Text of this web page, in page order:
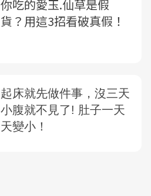
你吃的愛玉.仙草是假
貨？用這3招看破真假！